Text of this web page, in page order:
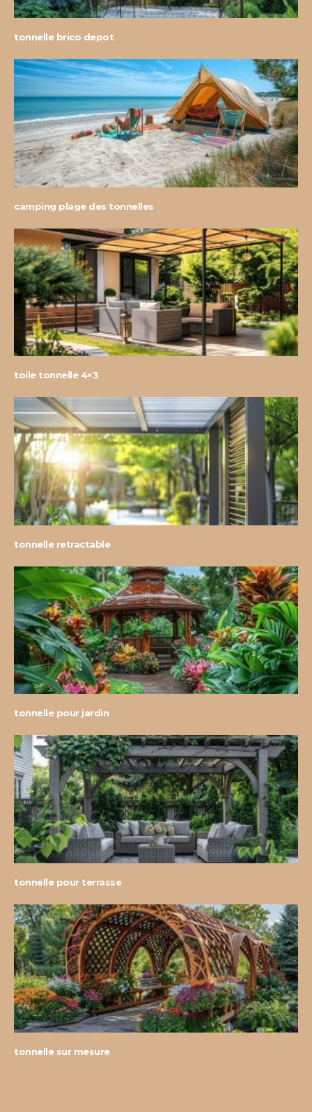
tonnelle brico depot
camping plage des tonnelles
toile tonnelle 4×3
tonnelle retractable
tonnelle pour jardin
tonnelle pour terrasse
tonnelle sur mesure